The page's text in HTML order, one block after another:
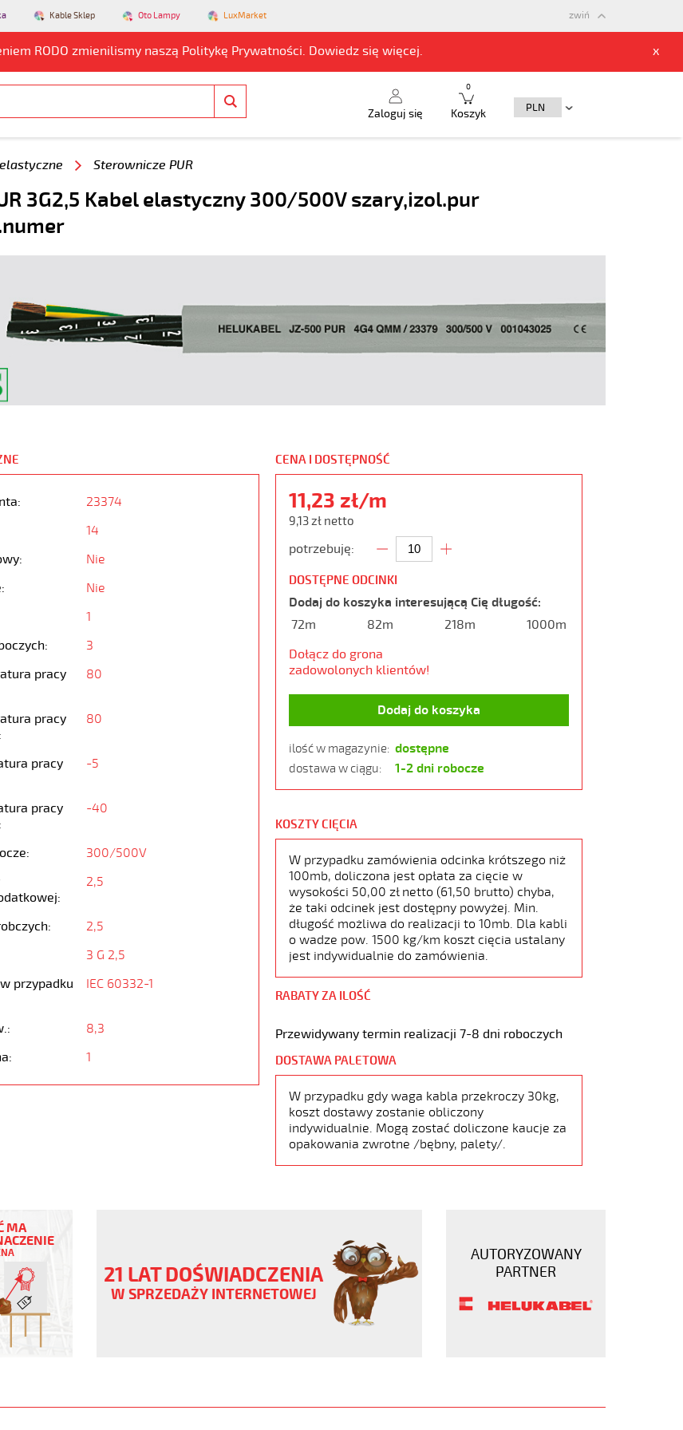
Kable Sklep Oto Lampy LuxMarket
RODO zmienilismy naszą Politykę Prywatności. Dowiedz się więcej. x
zwiń
Zaloguj się Koszyk
0
Sterownicze PUR
3G2,5 Kabel elastyczny 300/500V szary,izol.pur
23374
14
Nie
Nie
1
3
pracy
80
pracy
80
pracy
-5
pracy
-40
300/500V
2,5
2,5
3 G 2,5
przypadku
IEC 60332-1
8,3
1
CENA I DOSTĘPNOŚĆ
11,23 zł/m
9,13 zł netto
potrzebuję:
DOSTĘPNE ODCINKI
Dodaj do koszyka interesującą Cię długość:
72m
82m 218m
1000m
Dołącz do grona
zadowolonych klientów!
Dodaj do koszyka
ilość w magazynie: dostępne
dostawa w ciągu: 1-2 dni robocze
KOSZTY CIĘCIA
W przypadku zamówienia odcinka krótszego niż
100mb, doliczona jest opłata za cięcie w
wysokości 50,00 zł netto (61,50 brutto) chyba,
że taki odcinek jest dostępny powyżej. Min.
długość możliwa do realizacji to 10mb. Dla kabli
o wadze pow. 1500 kg/km koszt cięcia ustalany
jest indywidualnie do zamówienia.
RABATY ZA ILOŚĆ
Przewidywany termin realizacji 7-8 dni roboczych
DOSTAWA PALETOWA
W przypadku gdy waga kabla przekroczy 30kg,
koszt dostawy zostanie obliczony
indywidualnie. Mogą zostać doliczone kaucje za
opakowania zwrotne /bębny, palety/.
MA
21 LAT DOŚWIADCZENIA
W SPRZEDAŻY INTERNETOWEJ
AUTORYZOWANY
PARTNER